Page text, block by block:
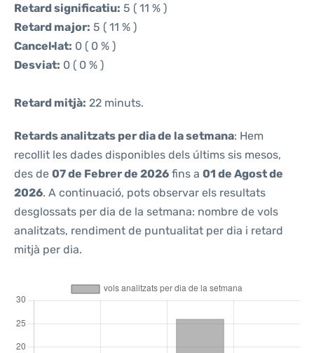
Retard significatiu: 5 ( 11 % )
Retard major: 5 ( 11 % )
Cancel·lat: 0 ( 0 % )
Desviat: 0 ( 0 % )
Retard mitjà: 22 minuts.
Retards analitzats per dia de la setmana: Hem
recollit les dades disponibles dels últims sis mesos,
des de 07 de Febrer de 2026 fins a 01 de Agost de
2026. A continuació, pots observar els resultats
desglossats per dia de la setmana: nombre de vols
analitzats, rendiment de puntualitat per dia i retard
mitjà per dia.